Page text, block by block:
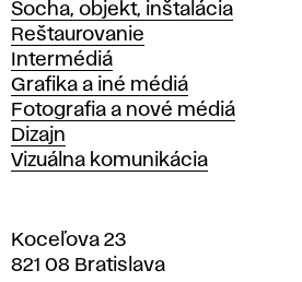
Socha, objekt, inštalácia
Reštaurovanie
Intermédiá
Grafika a iné médiá
Fotografia a nové médiá
Dizajn
Vizuálna komunikácia
Koceľova 23
821 08 Bratislava